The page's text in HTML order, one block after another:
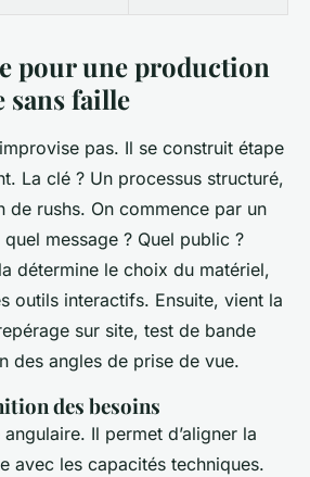
pour une production
sans faille
pas. Il se construit étape
La clé ? Un processus structuré,
de rushs. On commence par un
message ? Quel public ?
détermine le choix du matériel,
outils interactifs. Ensuite, vient la
sur site, test de bande
des angles de prise de vue.
des besoins
angulaire. Il permet d’aligner la
avec les capacités techniques.